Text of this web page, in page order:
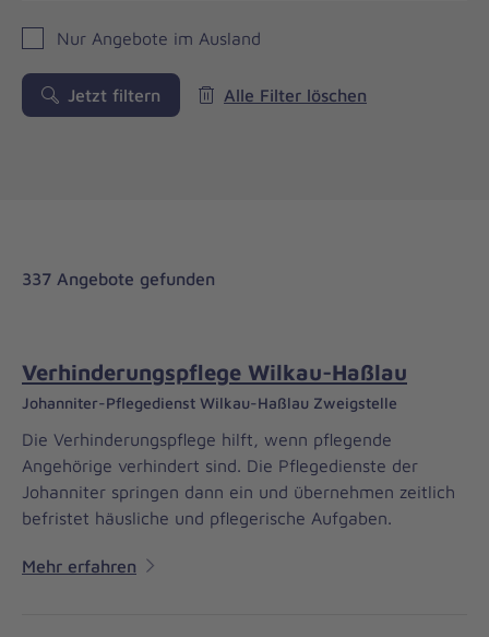
Nur Angebote im Ausland
Jetzt filtern Alle Filter löschen
337 Angebote gefunden
Verhinderungspflege Wilkau-Haßlau
Johanniter-Pflegedienst Wilkau-Haßlau Zweigstelle
Die Verhinderungspflege hilft, wenn pflegende
Angehörige verhindert sind. Die Pflegedienste der
Johanniter springen dann ein und übernehmen zeitlich
befristet häusliche und pflegerische Aufgaben.
Mehr erfahren